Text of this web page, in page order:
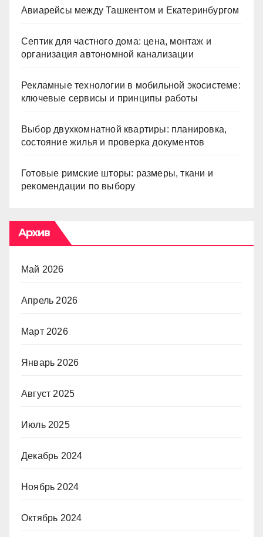
Авиарейсы между Ташкентом и Екатеринбургом
Септик для частного дома: цена, монтаж и
организация автономной канализации
Рекламные технологии в мобильной экосистеме:
ключевые сервисы и принципы работы
Выбор двухкомнатной квартиры: планировка,
состояние жилья и проверка документов
Готовые римские шторы: размеры, ткани и
рекомендации по выбору
Архив
Май 2026
Апрель 2026
Март 2026
Январь 2026
Август 2025
Июль 2025
Декабрь 2024
Ноябрь 2024
Октябрь 2024